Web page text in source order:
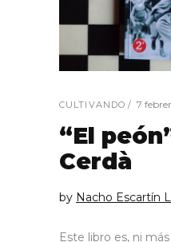
CULTIVANDO 7
“El
Cerdà
by Nacho Escartín
Este libro es, ni